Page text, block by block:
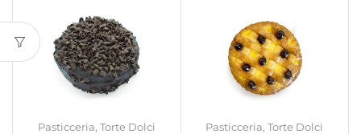
Pasticceria, Torte Dolci Pasticceria,Torte Dolci